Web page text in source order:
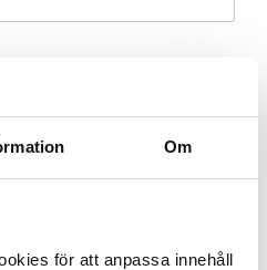
Om
för att anpassa innehåll